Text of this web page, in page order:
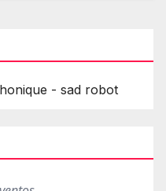
- sad robot